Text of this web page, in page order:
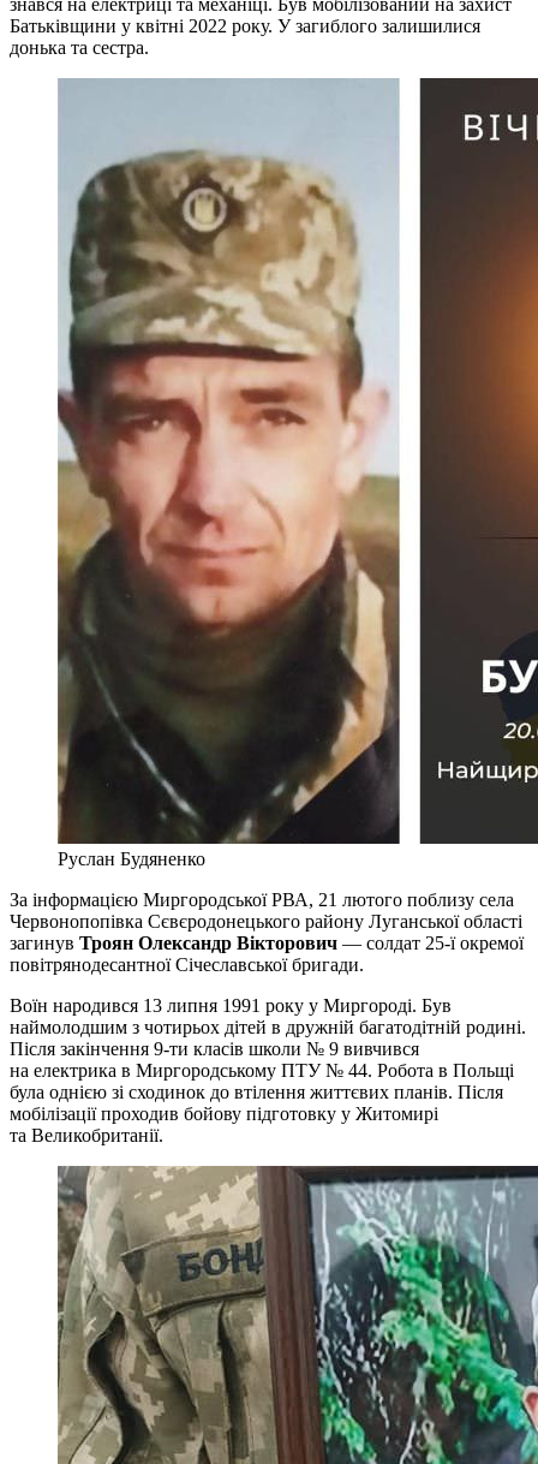
Батьківщини у квітні 2022 року. У загиблого залишилися
донька та сестра.
Руслан Будяненко
За інформацією Миргородської РВА, 21 лютого поблизу села
Червонопопівка Cєвєродонецького району Луганської області
загинув Троян Олександр Вікторович — солдат 25-ї окремої
повітрянодесантної Січеславської бригади.
Воїн народився 13 липня 1991 року у Миргороді. Був
наймолодшим з чотирьох дітей в дружній багатодітній родині.
Після закінчення 9-ти класів школи № 9 вивчився
на електрика в Миргородському ПТУ № 44. Робота в Польщі
була однією зі сходинок до втілення життєвих планів. Після
мобілізації проходив бойову підготовку у Житомирі
та Великобританії.